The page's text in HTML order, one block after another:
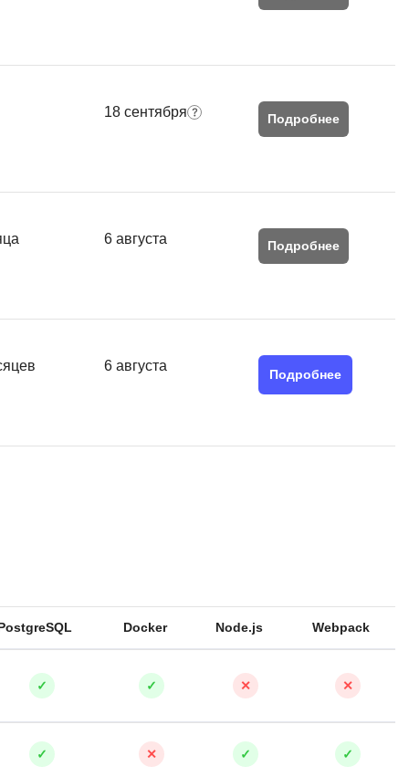
18 сентября Подробнее
6 августа Подробнее
6 августа
Подробнее
Docker Node.js Webpack
✓ ✓ ✕ ✕
✓ ✕ ✓ ✓
Компьютерное зрение
Компьютерные сети
GitLab
SRE
E
Q